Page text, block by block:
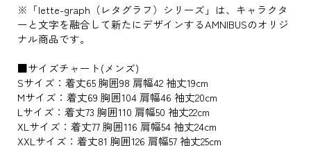
※「lette-graph（レタグラフ）シリーズ」は、キャラクタ
ーと文字を融合して新たにデザインするAMNIBUSのオリジ
ナル商品です。
■サイズチャート(メンズ)
Sサイズ：着丈65 胸囲98 肩幅42 袖丈19cm
Mサイズ：着丈69 胸囲104 肩幅46 袖丈20cm
Lサイズ：着丈73 胸囲110 肩幅50 袖丈22cm
XLサイズ：着丈77 胸囲116 肩幅54 袖丈24cm
XXLサイズ：着丈81 胸囲126 肩幅57 袖丈25cm